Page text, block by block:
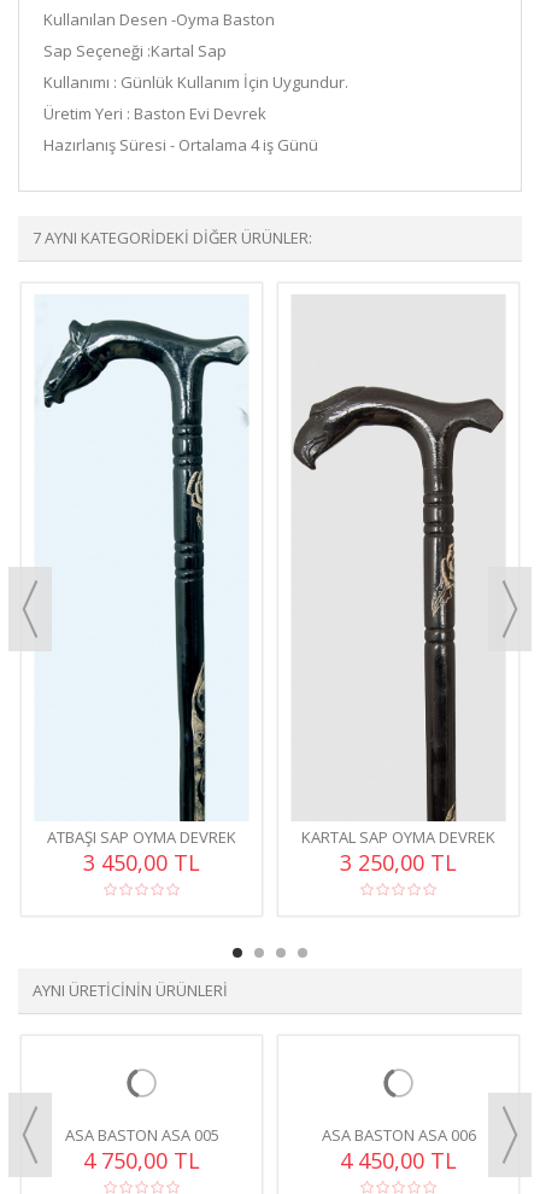
Kullanılan Desen -Oyma Baston
Sap Seçeneği :Kartal Sap
Kullanımı : Günlük Kullanım İçin Uygundur.
Üretim Yeri : Baston Evi Devrek
Hazırlanış Süresi - Ortalama 4 iş Günü
7 AYNI KATEGORIDEKI DIĞER ÜRÜNLER:
ATBAŞI SAP OYMA DEVREK
BASTON OYM001
3 450,00 TL
KARTAL SAP OYMA DEVREK
BASTONU OYM003
3 250,00 TL
AYNI ÜRETICININ ÜRÜNLERI
ASA BASTON ASA 005
4 750,00 TL
ASA BASTON ASA 006
4 450,00 TL